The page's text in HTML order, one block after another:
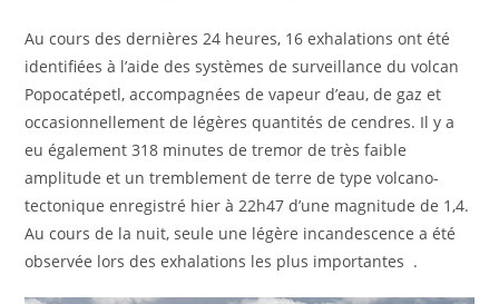
Au cours des dernières 24 heures, 16 exhalations ont été
identifiées à l’aide des systèmes de surveillance du volcan
Popocatépetl, accompagnées de vapeur d’eau, de gaz et
occasionnellement de légères quantités de cendres. Il y a
eu également 318 minutes de tremor de très faible
amplitude et un tremblement de terre de type volcano-
tectonique enregistré hier à 22h47 d’une magnitude de 1,4.
Au cours de la nuit, seule une légère incandescence a été
observée lors des exhalations les plus importantes .